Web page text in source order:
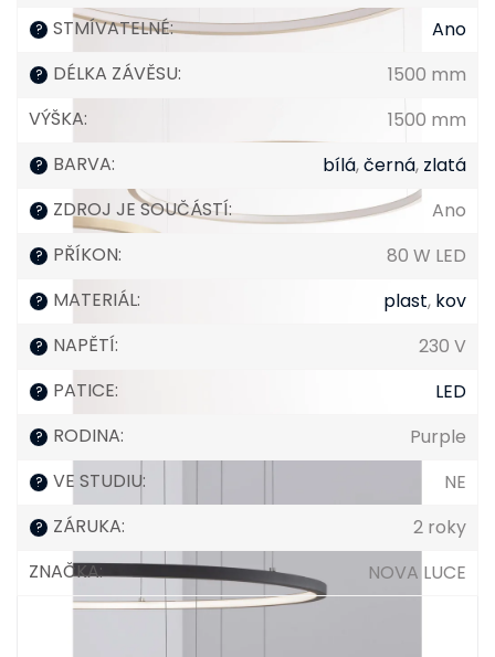
? STMÍVATELNÉ: Ano
? DÉLKA ZÁVĚSU:
1500 mm
VÝŠKA: 1500 mm
? BARVA: bílá,černá, zlatá
? ZDROJ JE SOUČÁSTÍ: Ano
? PŘÍKON: 80 W LED
? MATERIÁL: plast, kov
? NAPĚTÍ: 230 V
? PATICE: LED
? RODINA: Purple
? VE STUDIU: NE
? ZÁRUKA:
2 roky
ZNAČKA: NOVA LUCE